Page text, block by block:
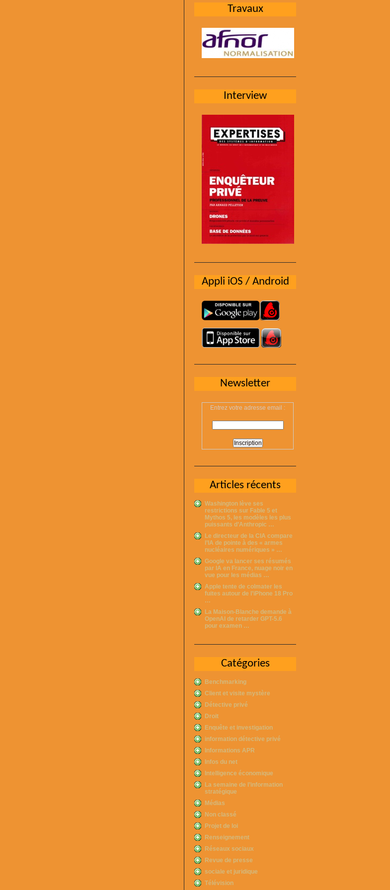
Travaux
Interview
Appli iOS / Android
Newsletter
Entrez votre adresse email :
Articles récents
Washington lève ses
restrictions sur Fable 5 et
Mythos 5, les modèles les plus
puissants d’Anthropic …
Le directeur de la CIA compare
l’IA de pointe à des « armes
nucléaires numériques » …
Google va lancer ses résumés
par IA en France, nuage noir en
vue pour les médias …
Apple tente de colmater les
fuites autour de l’iPhone 18 Pro
…
La Maison-Blanche demande à
OpenAI de retarder GPT-5.6
pour examen …
Catégories
Benchmarking
Client et visite mystère
Détective privé
Droit
Enquête et investigation
information détective privé
Informations APR
Infos du net
Intelligence économique
La semaine de l’information
stratégique
Médias
Non classé
Projet de loi
Renseignement
Réseaux sociaux
Revue de presse
sociale et juridique
Télévision